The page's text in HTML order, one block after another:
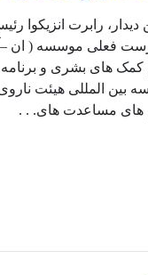
دیدار، رابرت انزیکوا
فعلی موسسه ( ان
کمک های بشری و
بین المللی هیئت
مساعدت های. . .